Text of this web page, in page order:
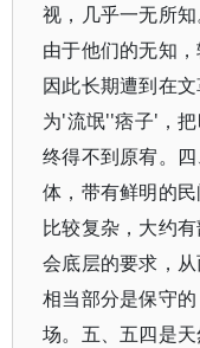
视，几乎一无所知
由于他们的无知
因此长期遭到在
为'流氓''痞子'，
终得不到原宥。
体，带有鲜明的
比较复杂，大约
会底层的要求，
相当部分是保守
场。五、五四是